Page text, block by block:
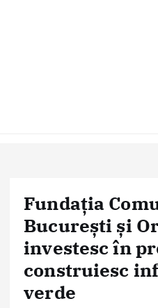
Fundația
București și
investesc în
construiesc
verde